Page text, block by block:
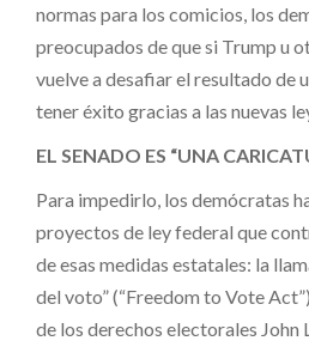
normas para los comicios, los
preocupados de que si Trump u
vuelve a desafiar el resultado de
tener éxito gracias a las nuevas
EL SENADO ES “UNA
Para impedirlo, los demócratas
proyectos de ley federal que
de esas medidas estatales: la
del voto” (“Freedom to Vote
de los derechos electorales John